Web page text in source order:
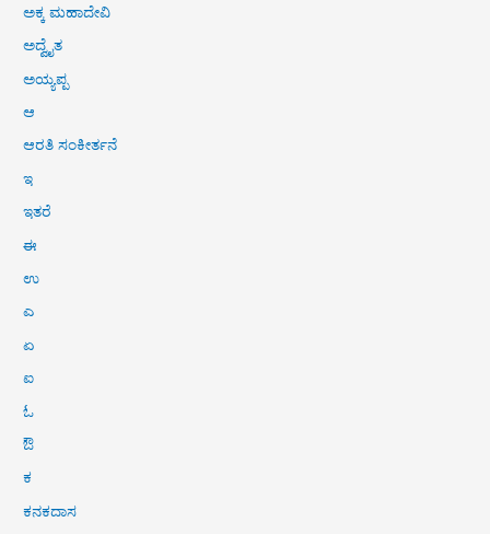
ಅಕ್ಕ ಮಹಾದೇವಿ
ಅದ್ವೈತ
ಅಯ್ಯಪ್ಪ
ಆ
ಆರತಿ ಸಂಕೀರ್ತನೆ
ಇ
ಇತರೆ
ಈ
ಉ
ಎ
ಏ
ಐ
ಓ
ಔ
ಕ
ಕನಕದಾಸ